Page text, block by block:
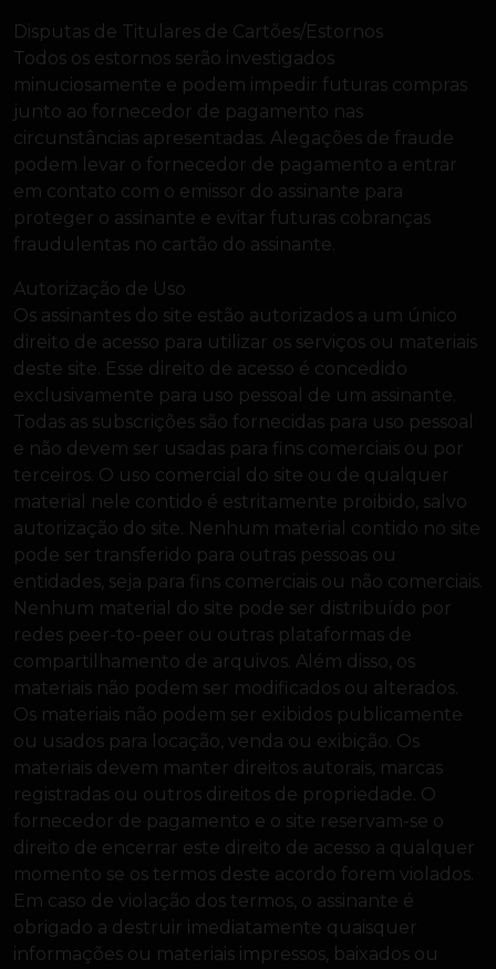
Disputas de Titulares de Cartões/Estornos
Todos os estornos serão investigados
minuciosamente e podem impedir futuras compras
junto ao fornecedor de pagamento nas
circunstâncias apresentadas. Alegações de fraude
podem levar o fornecedor de pagamento a entrar
em contato com o emissor do assinante para
proteger o assinante e evitar futuras cobranças
fraudulentas no cartão do assinante.
Autorização de Uso
Os assinantes do site estão autorizados a um único
direito de acesso para utilizar os serviços ou materiais
deste site. Esse direito de acesso é concedido
exclusivamente para uso pessoal de um assinante.
Todas as subscrições são fornecidas para uso pessoal
e não devem ser usadas para fins comerciais ou por
terceiros. O uso comercial do site ou de qualquer
material nele contido é estritamente proibido, salvo
autorização do site. Nenhum material contido no site
pode ser transferido para outras pessoas ou
entidades, seja para fins comerciais ou não comerciais.
Nenhum material do site pode ser distribuído por
redes peer-to-peer ou outras plataformas de
compartilhamento de arquivos. Além disso, os
materiais não podem ser modificados ou alterados.
Os materiais não podem ser exibidos publicamente
ou usados para locação, venda ou exibição. Os
materiais devem manter direitos autorais, marcas
registradas ou outros direitos de propriedade. O
fornecedor de pagamento e o site reservam-se o
direito de encerrar este direito de acesso a qualquer
momento se os termos deste acordo forem violados.
Em caso de violação dos termos, o assinante é
obrigado a destruir imediatamente quaisquer
informações ou materiais impressos, baixados ou